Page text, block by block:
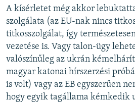
A kísérletet még akkor
szolgálata (az EU-nak nincs
titkosszolgálat, így
vezetése is. Vagy talon-ügy
valószínűleg az ukrán
magyar katonai hírszerzési
is volt) vagy az EB egyszerűen
hogy egyik tagállama kémkedik